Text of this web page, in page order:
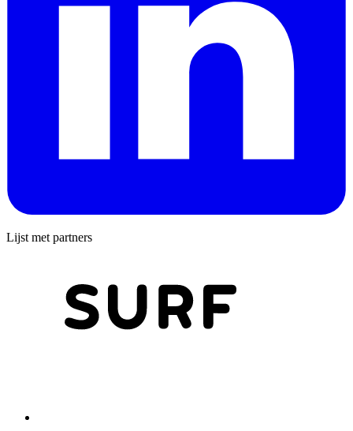
Lijst met partners